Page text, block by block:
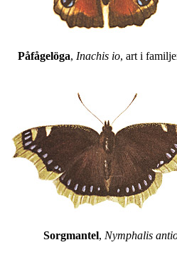
Påfågelöga, Inachis io, art i
Sorgmantel, Nymphalis